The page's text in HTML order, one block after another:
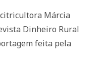
Márcia
Dinheiro Rural
feita pela